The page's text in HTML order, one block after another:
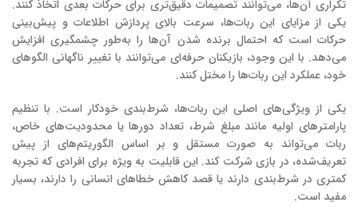
تکراری آن‌ها، می‌توانند تصمیمات دقیق‌تری برای حرکات بعدی اتخاذ کنند.
یکی از مزایای این ربات‌ها، سرعت بالای پردازش اطلاعات و پیش‌بینی
حرکات است که احتمال برنده شدن آن‌ها را به‌طور چشمگیری افزایش
می‌دهد. با این وجود، بازیکنان حرفه‌ای می‌توانند با تغییر ناگهانی الگوهای
خود، عملکرد این ربات‌ها را مختل کنند.
یکی از ویژگی‌های اصلی این ربات‌ها، شرط‌بندی خودکار است. با تنظیم
پارامترهای اولیه مانند مبلغ شرط، تعداد دورها یا محدودیت‌های خاص،
ربات می‌تواند به صورت مستقل و بر اساس الگوریتم‌های از پیش
تعریف‌شده، در بازی شرکت کند. این قابلیت به ویژه برای افرادی که تجربه
کمتری در شرط‌بندی دارند یا قصد کاهش خطاهای انسانی را دارند، بسیار
مفید است.